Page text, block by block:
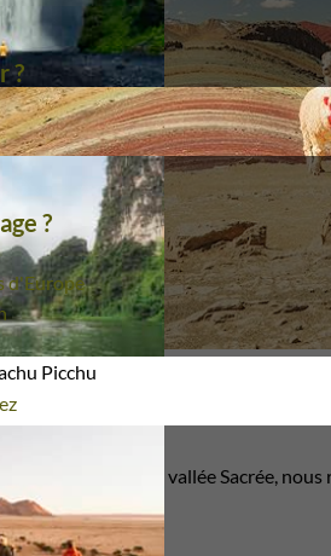
?
?
d'Europe
Picchu et de la vallée Sacrée,